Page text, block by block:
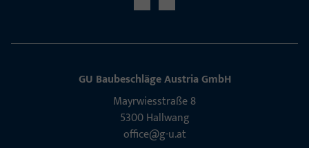
GU Baubeschläge Aus­tria GmbH
Mayrwies­straße 8
5300 Hall­wang
office@g-u.at